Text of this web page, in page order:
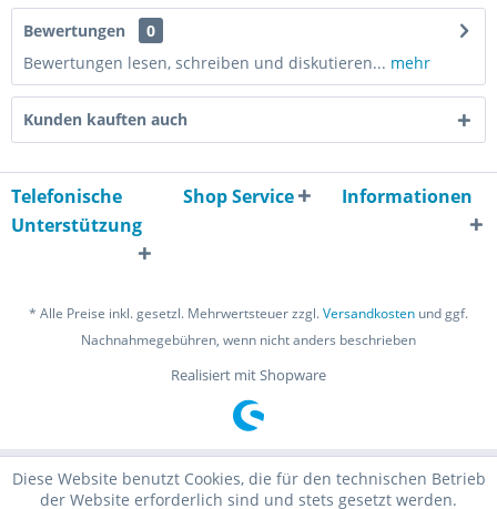
Bewertungen
0
Bewertungen lesen, schreiben und diskutieren... mehr
Kunden kauften auch
Telefonische
Unterstützung
Shop Service Informationen
* Alle Preise inkl. gesetzl. Mehrwertsteuer zzgl.Versandkosten und ggf.
Nachnahmegebühren, wenn nicht anders beschrieben
Realisiert mit Shopware
Diese Website benutzt Cookies, die für den technischen Betrieb
der Website erforderlich sind und stets gesetzt werden.